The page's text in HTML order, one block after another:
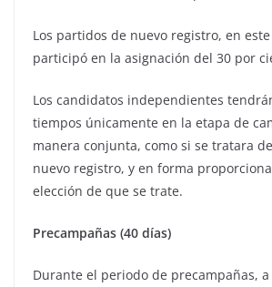
Los partidos de nuevo registro, en este
participó en la asignación del 30 por
Los candidatos independientes
tiempos únicamente en la etapa de
manera conjunta, como si se tratara
nuevo registro, y en forma
elección de que se trate.
Precampañas (40 días)
Durante el periodo de precampañas,